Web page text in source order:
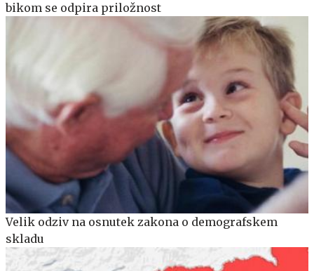
bikom se odpira priložnost
Velik odziv na osnutek zakona o demografskem
skladu